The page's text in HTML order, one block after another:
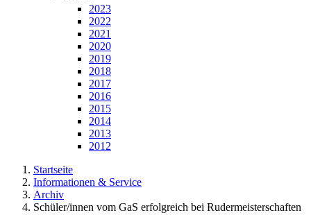
2023
2022
2021
2020
2019
2018
2017
2016
2015
2014
2013
2012
Startseite
Informationen & Service
Archiv
Schüler/innen vom GaS erfolgreich bei Rudermeisterschaften